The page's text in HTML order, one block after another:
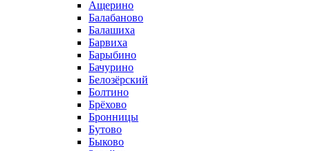
Ащерино
Балабаново
Балашиха
Барвиха
Барыбино
Бачурино
Белозёрский
Болтино
Брёхово
Бронницы
Бутово
Быково